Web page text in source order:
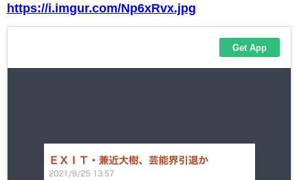
https://i.imgur.com/Np6xRvx.jpg